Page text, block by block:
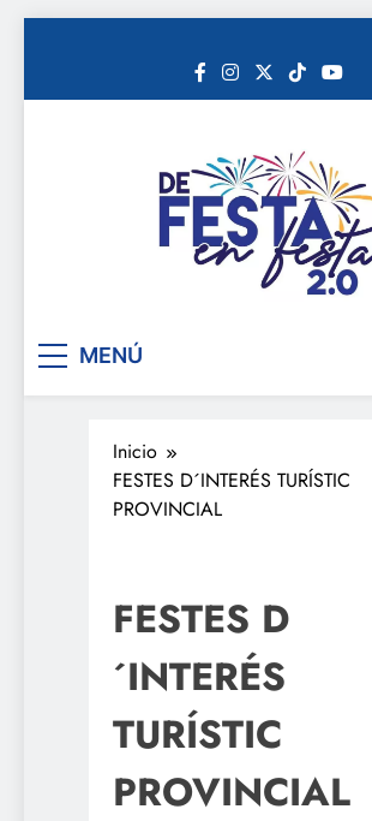
De festa en
MENÚ
Inicio
FESTES D´INTERÉS TURÍSTIC
PROVINCIAL
FESTES D
´INTERÉS
TURÍSTIC
PROVINCIAL